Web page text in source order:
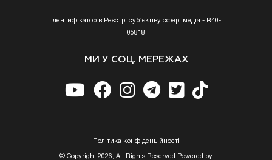
Ідентифікатор в Реєстрі суб’єктіву сфері медіа - R40-
05818
МИ У СОЦ. МЕРЕЖАХ
Полiтика конфiденцiйностi
© Copyright 2026, All Rights Reserved Powered by